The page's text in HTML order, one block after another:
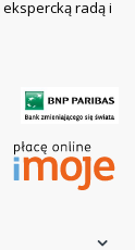
radą i